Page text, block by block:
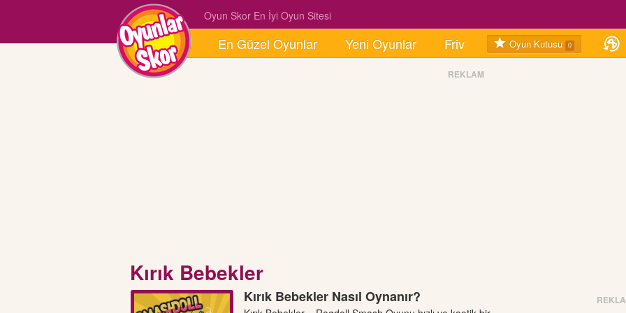
En Güzel Oyunlar Yeni Oyunlar Friv Oyun Kutusu 0
Oyun Skor En İyi Oyun Sitesi
REKLAM
Kırık Bebekler
Kırık Bebekler Nasıl Oynanır?